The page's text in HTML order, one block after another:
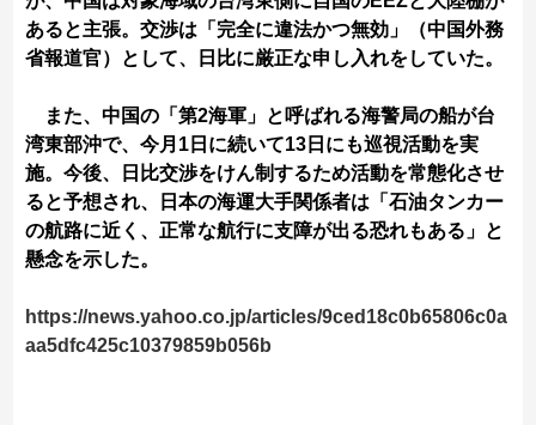
あると主張。交渉は「完全に違法かつ無効」（中国外務
省報道官）として、日比に厳正な申し入れをしていた。
また、中国の「第2海軍」と呼ばれる海警局の船が台
湾東部沖で、今月1日に続いて13日にも巡視活動を実
施。今後、日比交渉をけん制するため活動を常態化させ
ると予想され、日本の海運大手関係者は「石油タンカー
の航路に近く、正常な航行に支障が出る恐れもある」と
懸念を示した。
https://news.yahoo.co.jp/articles/9ced18c0b65806c0a
aa5dfc425c10379859b056b